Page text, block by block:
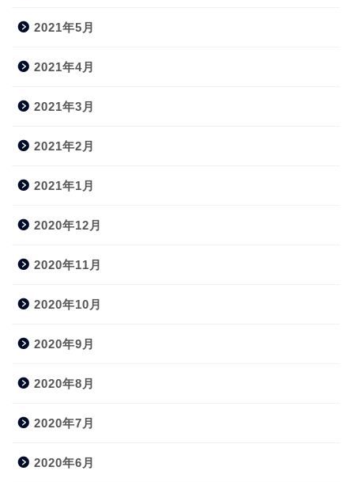
2021年5月
2021年4月
2021年3月
2021年2月
2021年1月
2020年12月
2020年11月
2020年10月
2020年9月
2020年8月
2020年7月
2020年6月